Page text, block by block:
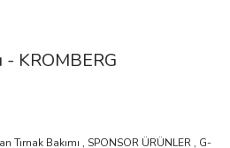
- KROMBERG
Tırnak Bakımı ,SPONSOR ÜRÜNLER , G-